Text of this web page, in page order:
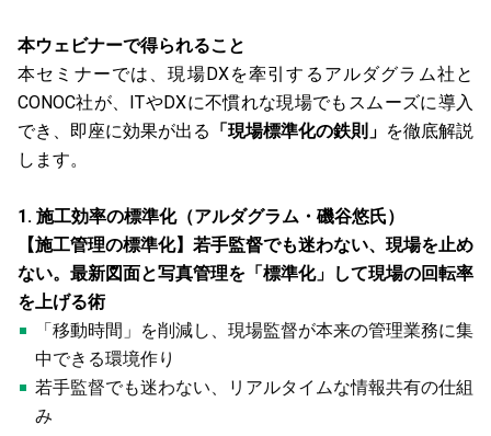
本ウェビナーで得られること
本セミナーでは、現場DXを牽引するアルダグラム社と
CONOC社が、ITやDXに不慣れな現場でもスムーズに導入
でき、即座に効果が出る 「現場標準化の鉄則」 を徹底解説
します。
1. 施工効率の標準化（アルダグラム・磯谷悠氏）
【施工管理の標準化】若手監督でも迷わない、現場を止め
ない。最新図面と写真管理を「標準化」して現場の回転率
を上げる術
「移動時間」を削減し、現場監督が本来の管理業務に集
中できる環境作り
若手監督でも迷わない、リアルタイムな情報共有の仕組
み